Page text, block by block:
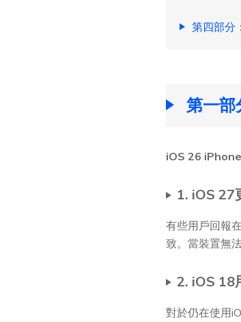
第四部分
第一部
iOS 26
1. iOS 27
有些用戶回報
致。當裝置無
2. iOS 18
對於仍在使用